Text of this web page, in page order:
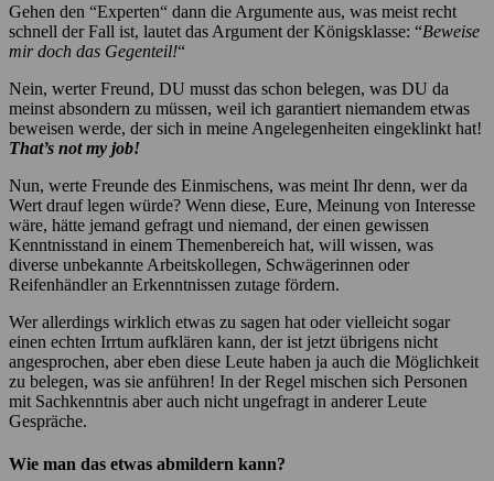
Gehen den “Experten“ dann die Argumente aus, was meist recht
schnell der Fall ist, lautet das Argument der Königsklasse: “Beweise
mir doch das Gegenteil!“
Nein, werter Freund, DU musst das schon belegen, was DU da
meinst absondern zu müssen, weil ich garantiert niemandem etwas
beweisen werde, der sich in meine Angelegenheiten eingeklinkt hat!
That’s not my job!
Nun, werte Freunde des Einmischens, was meint Ihr denn, wer da
Wert drauf legen würde? Wenn diese, Eure, Meinung von Interesse
wäre, hätte jemand gefragt und niemand, der einen gewissen
Kenntnisstand in einem Themenbereich hat, will wissen, was
diverse unbekannte Arbeitskollegen, Schwägerinnen oder
Reifenhändler an Erkenntnissen zutage fördern.
Wer allerdings wirklich etwas zu sagen hat oder vielleicht sogar
einen echten Irrtum aufklären kann, der ist jetzt übrigens nicht
angesprochen, aber eben diese Leute haben ja auch die Möglichkeit
zu belegen, was sie anführen! In der Regel mischen sich Personen
mit Sachkenntnis aber auch nicht ungefragt in anderer Leute
Gespräche.
Wie man das etwas abmildern kann?